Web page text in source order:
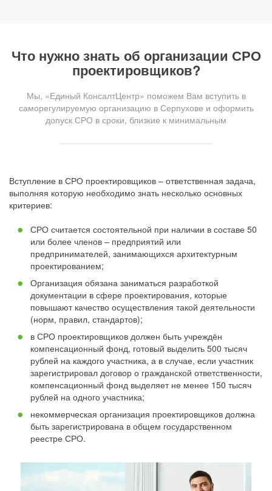
Что нужно знать об организации СРО
проектировщиков?
Мы, «Единый КонсалтЦентр» поможем Вам вступить в
саморегулируемую организацию в Серпухове и оформить
допуск СРО в сроки, близкие к минимальным
Вступление в СРО проектировщиков – ответственная задача,
выполняя которую необходимо знать несколько основных
критериев:
СРО считается состоятельной при наличии в составе 50
или более членов – предприятий или
предпринимателей, занимающихся архитектурным
проектированием;
Организация обязана заниматься разработкой
документации в сфере проектирования, которые
повышают качество осуществления такой деятельности
(норм, правил, стандартов);
в СРО проектировщиков должен быть учреждён
компенсационный фонд, готовый выделить 500 тысяч
рублей на каждого участника, а в случае, если участник
зарегистрировал договор о гражданской ответственности,
компенсационный фонд выделяет не менее 150 тысяч
рублей на одного участника;
некоммерческая организация проектировщиков должна
быть зарегистрирована в общем государственном
реестре СРО.